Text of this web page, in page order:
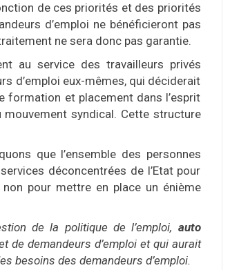
de ces priorités et des priorités
d’emploi ne bénéficieront pas
ne sera donc pas garantie.
au service des travailleurs privés
d’emploi eux-mêmes, qui déciderait
formation et placement dans l’esprit
mouvement syndical. Cette structure
que l’ensemble des personnes
déconcentrées de l’Etat pour
pour mettre en place un énième
de la politique de l’emploi, auto
de demandeurs d’emploi et qui aurait
besoins des demandeurs d’emploi.